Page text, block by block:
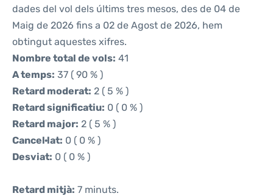
dades del vol dels últims tres mesos, des de 04 de
Maig de 2026 fins a 02 de Agost de 2026, hem
obtingut aquestes xifres.
Nombre total de vols: 41
A temps: 37 ( 90 % )
Retard moderat: 2 ( 5 % )
Retard significatiu: 0 ( 0 % )
Retard major: 2 ( 5 % )
Cancel·lat: 0 ( 0 % )
Desviat: 0 ( 0 % )
Retard mitjà: 7 minuts.